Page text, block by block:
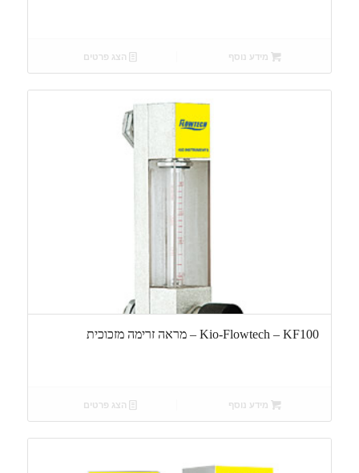
מידע נוסף הצג פרטים
Kio-Flowtech – KF100 – מראה זרימה מזכוכית
מידע נוסף הצג פרטים